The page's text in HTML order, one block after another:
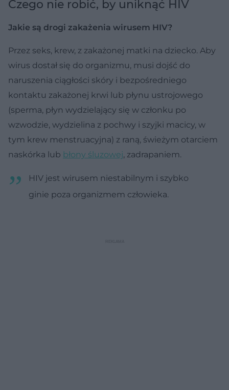
Czego nie robić, by uniknąć HIV
Jakie są drogi zakażenia wirusem HIV?
Przez seks, krew, z zakażonej matki na dziecko. Aby
wirus dostał się do organizmu, musi dojść do
naruszenia ciągłości skóry i bezpośredniego
kontaktu zakażonej krwi lub płynu ustrojowego
(sperma, płyn wydzielający się w członku po
wzwodzie, wydzielina z pochwy i szyjki macicy, w
tym krew menstruacyjna) z raną, świeżym otarciem
naskórka lub błony śluzowej, zadrapaniem.
HIV jest wirusem niestabilnym i szybko
ginie poza organizmem człowieka.